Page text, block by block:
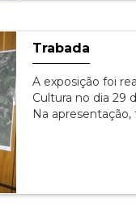
Trabada
A exposição foi
Cultura no dia 29
Na apresentação,